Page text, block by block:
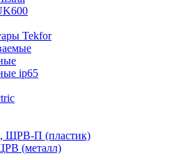
Tekfor
ip65
П (пластик)
(металл)